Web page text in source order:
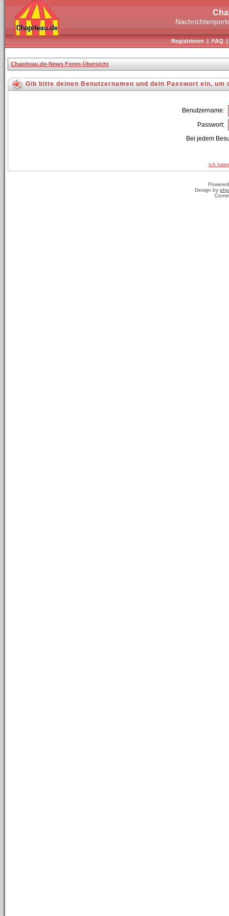
Registrieren|FAQ
Chapiteau.de-News Foren-Übersicht
Gib bitte deinen Benutzernamen und dein Passwort ein, um
Benutzername:
Passwort:
Bei jedem
Ich
Design by